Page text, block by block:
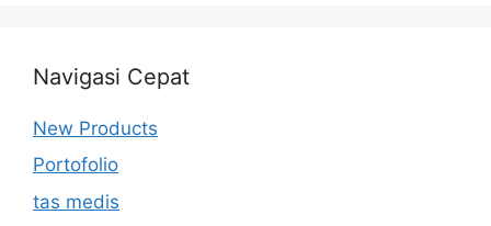
Navigasi Cepat
New Products
Portofolio
tas medis